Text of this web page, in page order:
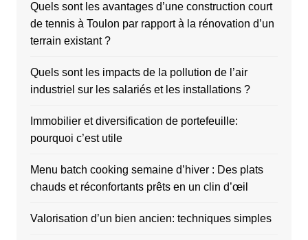
Quels sont les avantages d’une construction court
de tennis à Toulon par rapport à la rénovation d’un
terrain existant ?
Quels sont les impacts de la pollution de l’air
industriel sur les salariés et les installations ?
Immobilier et diversification de portefeuille:
pourquoi c’est utile
Menu batch cooking semaine d’hiver : Des plats
chauds et réconfortants prêts en un clin d’œil
Valorisation d’un bien ancien: techniques simples